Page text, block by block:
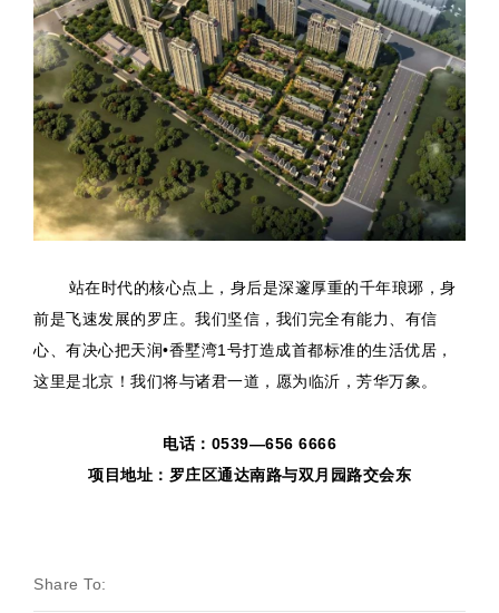
站在时代的核心点上，身后是深邃厚重的千年琅琊，身
前是飞速发展的罗庄。我们坚信，我们完全有能力、有信
心、有决心把天润•香墅湾1号打造成首都标准的生活优居，
这里是北京！我们将与诸君一道，愿为临沂，芳华万象。
电话：0539—656 6666
项目地址：罗庄区通达南路与双月园路交会东
Share To: